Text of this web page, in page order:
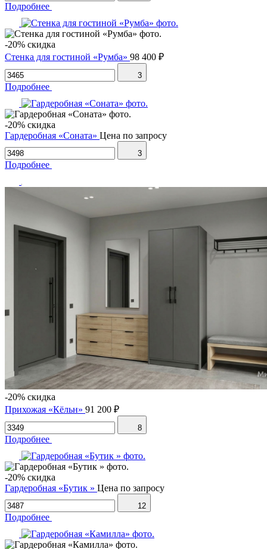
Подробнее
-20% скидка
Стенка для гостиной «Румба» 98 400 ₽
3
Подробнее
-20% скидка
Гардеробная «Соната» Цена по запросу
3
Подробнее
-20% скидка
Прихожая «Кёльн» 91 200 ₽
8
Подробнее
-20% скидка
Гардеробная «Бутик » Цена по запросу
12
Подробнее